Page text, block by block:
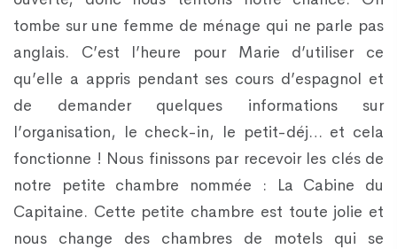
tombe sur une femme de ménage qui ne parle pas
anglais. C’est l’heure pour Marie d’utiliser ce
qu’elle a appris pendant ses cours d’espagnol et
de demander quelques informations sur
l’organisation, le check-in, le petit-déj… et cela
fonctionne ! Nous finissons par recevoir les clés de
notre petite chambre nommée : La Cabine du
Capitaine. Cette petite chambre est toute jolie et
nous change des chambres de motels qui se